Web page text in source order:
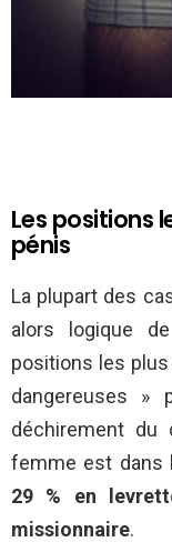
Les positions
pénis
La plupart des
alors logique
positions les
dangereuses »
déchirement du
femme est dans
29 % en
missionnaire.